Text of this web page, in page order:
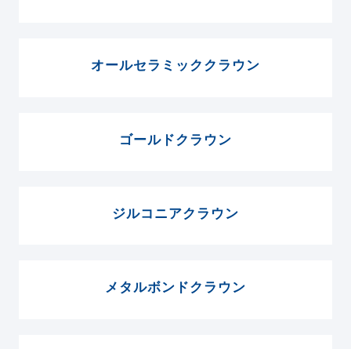
オールセラミッククラウン
ゴールドクラウン
ジルコニアクラウン
メタルボンドクラウン